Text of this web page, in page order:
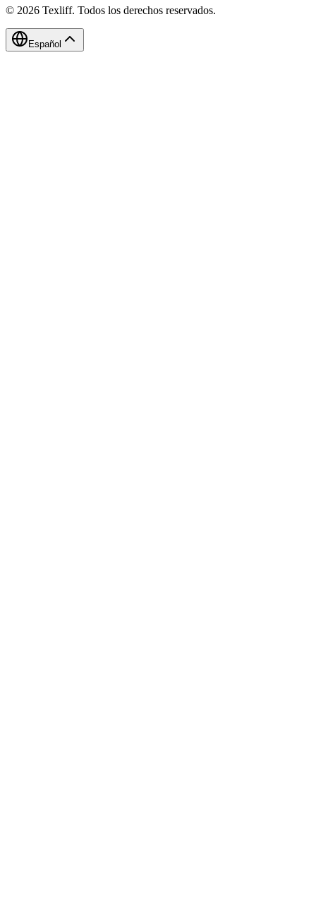
© 2026 Texliff. Todos los derechos reservados.
Español